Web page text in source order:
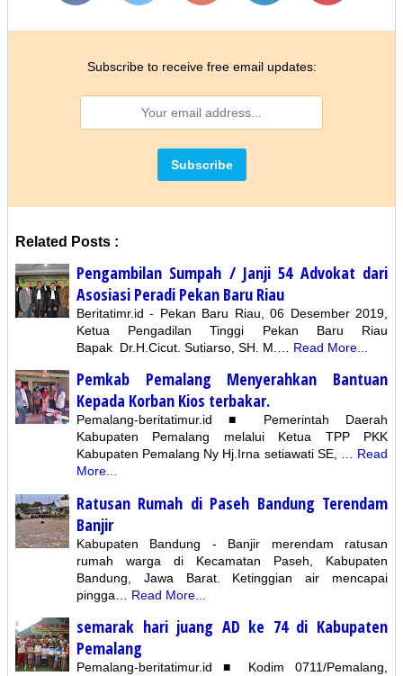
Subscribe to receive free email updates:
Related Posts :
Pengambilan Sumpah / Janji 54 Advokat dari
Asosiasi Peradi Pekan Baru Riau
Beritatimr.id - Pekan Baru Riau, 06 Desember 2019,
Ketua Pengadilan Tinggi Pekan Baru Riau
Bapak Dr.H.Cicut. Sutiarso, SH. M.…
Read More...
Pemkab Pemalang Menyerahkan Bantuan
Kepada Korban Kios terbakar.
Pemalang-beritatimur.id ■ Pemerintah Daerah
Kabupaten Pemalang melalui Ketua TPP PKK
Kabupaten Pemalang Ny Hj.Irna setiawati SE, … Read
More...
Ratusan Rumah di Paseh Bandung Terendam
Banjir
Kabupaten Bandung - Banjir merendam ratusan
rumah warga di Kecamatan Paseh, Kabupaten
Bandung, Jawa Barat. Ketinggian air mencapai
pingga…
Read More...
semarak hari juang AD ke 74 di Kabupaten
Pemalang
Pemalang-beritatimur.id ■ Kodim 0711/Pemalang,